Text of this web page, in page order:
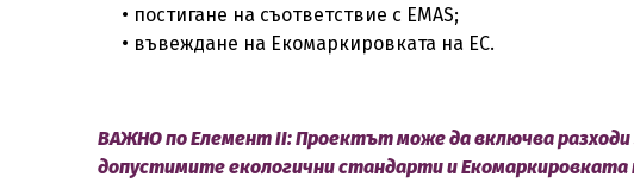
• постигане на съответствие с EMAS;
• въвеждане на Екомаркировката на ЕС.
ВАЖНО по Елемент II:Проектът може да включва разходи
допустимите екологични стандарти и Екомаркировката